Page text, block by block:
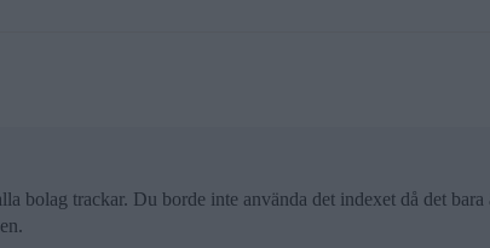
bolag trackar. Du borde inte använda det indexet då det bara